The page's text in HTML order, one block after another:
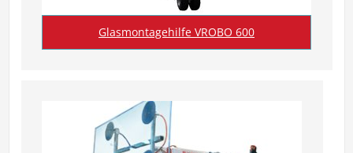
Glasmontagehilfe VROBO 600